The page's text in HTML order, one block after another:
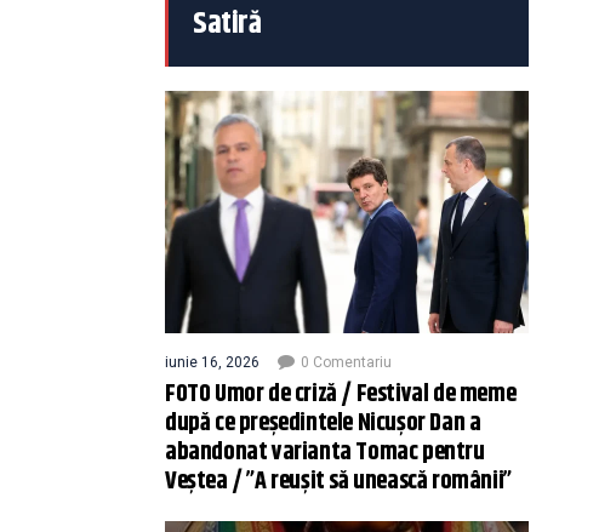
Satiră
iunie 16, 2026 0 Comentariu
FOTO Umor de criză / Festival de meme
după ce președintele Nicușor Dan a
abandonat varianta Tomac pentru
Veștea / ”A reușit să unească românii”